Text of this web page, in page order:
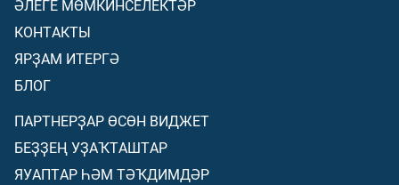
ӘЛЕГЕ МӨМКИНСЕЛЕКТӘР
КОНТАКТЫ
ЯРҘАМ ИТЕРГӘ
БЛОГ
ПАРТНЕРҘАР ӨСӨН ВИДЖЕТ
БЕҘҘЕҢ УҘАҠТАШТАР
ЯУАПТАР ҺӘМ ТӘҠДИМДӘР